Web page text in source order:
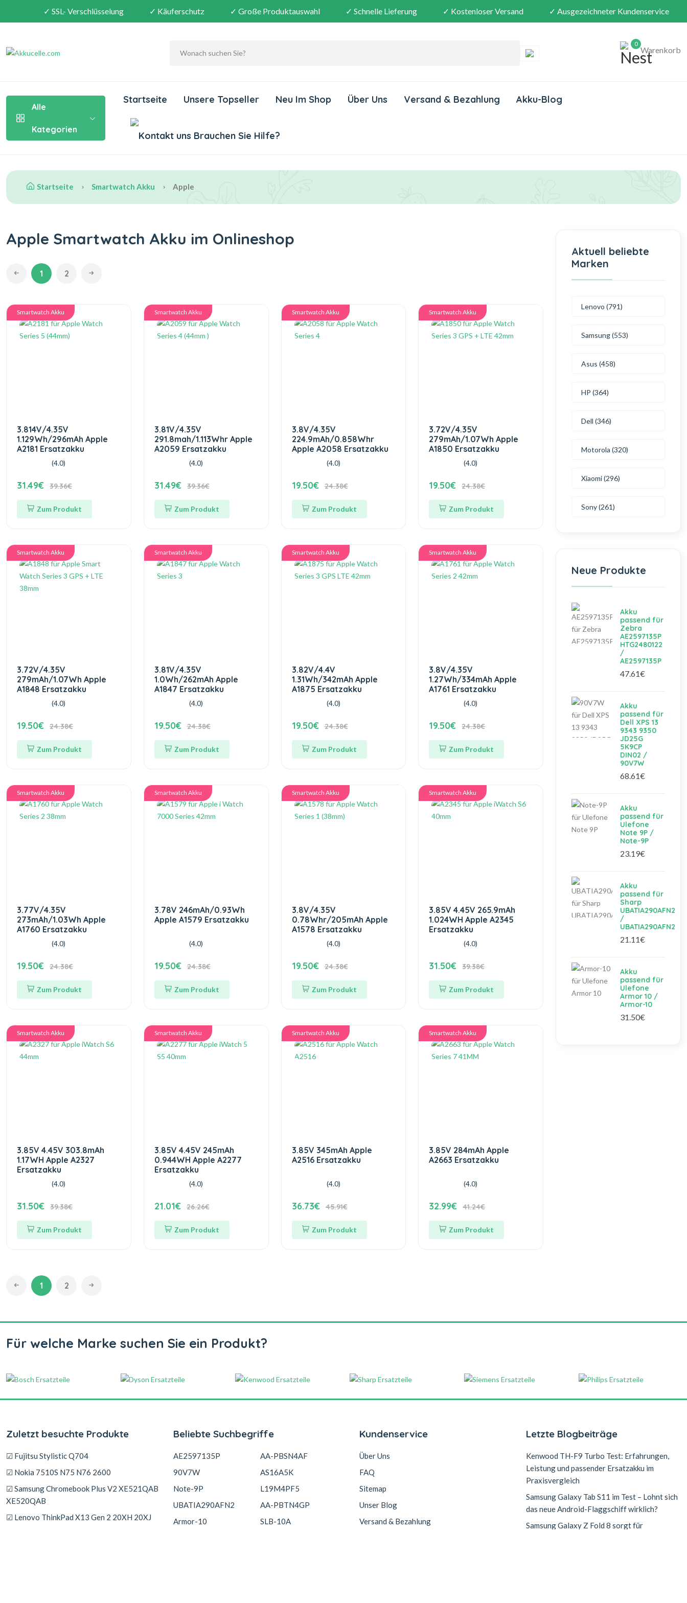
✓ SSL- Verschlüsselung ✓ Käuferschutz ✓ Große Produktauswahl ✓ Schnelle Lieferung ✓ Kostenloser Versand ✓ Ausgezeichneter Kundenservice
0
Warenkorb
Alle
Kategorien
Startseite Unsere Topseller Neu Im Shop Über Uns Versand & Bezahlung Akku-Blog
Brauchen Sie Hilfe?
Startseite Smartwatch Akku Apple
Apple Smartwatch Akku im Onlineshop
1 2
Smartwatch Akku
3.814V/4.35V
1.129Wh/296mAh Apple
A2181 Ersatzakku
(4.0)
31.49€ 39.36€
Zum Produkt
Smartwatch Akku
3.81V/4.35V
291.8mah/1.113Whr Apple
A2059 Ersatzakku
(4.0)
31.49€ 39.36€
Zum Produkt
Smartwatch Akku
3.8V/4.35V
224.9mAh/0.858Whr
Apple A2058 Ersatzakku
(4.0)
19.50€ 24.38€
Zum Produkt
Smartwatch Akku
3.72V/4.35V
279mAh/1.07Wh Apple
A1850 Ersatzakku
(4.0)
19.50€ 24.38€
Zum Produkt
Smartwatch Akku
3.72V/4.35V
279mAh/1.07Wh Apple
A1848 Ersatzakku
(4.0)
19.50€ 24.38€
Zum Produkt
Smartwatch Akku
3.81V/4.35V
1.0Wh/262mAh Apple
A1847 Ersatzakku
(4.0)
19.50€ 24.38€
Zum Produkt
Smartwatch Akku
3.82V/4.4V
1.31Wh/342mAh Apple
A1875 Ersatzakku
(4.0)
19.50€ 24.38€
Zum Produkt
Smartwatch Akku
3.8V/4.35V
1.27Wh/334mAh Apple
A1761 Ersatzakku
(4.0)
19.50€ 24.38€
Zum Produkt
Smartwatch Akku
3.77V/4.35V
273mAh/1.03Wh Apple
A1760 Ersatzakku
(4.0)
19.50€ 24.38€
Zum Produkt
Smartwatch Akku
3.78V 246mAh/0.93Wh
Apple A1579 Ersatzakku
(4.0)
19.50€ 24.38€
Zum Produkt
Smartwatch Akku
3.8V/4.35V
0.78Whr/205mAh Apple
A1578 Ersatzakku
(4.0)
19.50€ 24.38€
Zum Produkt
Smartwatch Akku
3.85V 4.45V 265.9mAh
1.024WH Apple A2345
Ersatzakku
(4.0)
31.50€ 39.38€
Zum Produkt
Smartwatch Akku
3.85V 4.45V 303.8mAh
1.17WH Apple A2327
Ersatzakku
(4.0)
31.50€ 39.38€
Zum Produkt
Smartwatch Akku
3.85V 4.45V 245mAh
0.944WH Apple A2277
Ersatzakku
(4.0)
21.01€ 26.26€
Zum Produkt
Smartwatch Akku
3.85V 345mAh Apple
A2516 Ersatzakku
(4.0)
36.73€ 45.91€
Zum Produkt
Smartwatch Akku
3.85V 284mAh Apple
A2663 Ersatzakku
(4.0)
32.99€ 41.24€
Zum Produkt
1 2
Aktuell beliebte
Marken
Lenovo (791)
Samsung (553)
Asus (458)
HP (364)
Dell (346)
Motorola (320)
Xiaomi (296)
Sony (261)
Neue Produkte
Akku
passend für
Zebra
AE2597135P
HTG2480122
/
AE2597135P
47.61€
Akku
passend für
Dell XPS 13
9343 9350
JD25G
5K9CP
DIN02 /
90V7W
68.61€
Akku
passend für
Ulefone
Note 9P /
Note-9P
23.19€
Akku
passend für
Sharp
UBATIA290AFN2
/
UBATIA290AFN2
21.11€
Akku
passend für
Ulefone
Armor 10 /
Armor-10
31.50€
Für welche Marke suchen Sie ein Produkt?
Zuletzt besuchte Produkte
☑ Fujitsu Stylistic Q704
☑ Nokia 7510S N75 N76 2600
☑ Samsung Chromebook Plus V2 XE521QAB
XE520QAB
☑ Lenovo ThinkPad X13 Gen 2 20XH 20XJ
Beliebte Suchbegriffe
AE2597135P
90V7W
Note-9P
UBATIA290AFN2
Armor-10
AA-PBSN4AF
AS16A5K
L19M4PF5
AA-PBTN4GP
SLB-10A
Kundenservice
Über Uns
FAQ
Sitemap
Unser Blog
Versand & Bezahlung
Letzte Blogbeiträge
Kenwood TH-F9 Turbo Test: Erfahrungen,
Leistung und passender Ersatzakku im
Praxisvergleich
Samsung Galaxy Tab S11 im Test – Lohnt sich
das neue Android-Flaggschiff wirklich?
Samsung Galaxy Z Fold 8 sorgt für